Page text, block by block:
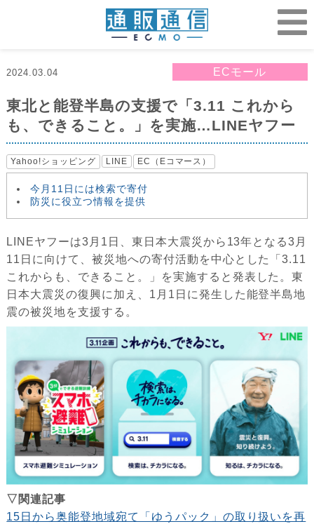
2024.03.04 ECモール
東北と能登半島の支援で「3.11 これから
も、できること。」を実施…LINEヤフー
Yahoo!ショッピング LINE EC（Eコマース）
今月11日には検索で寄付
防災に役立つ情報を提供
LINEヤフーは3月1日、東日本大震災から13年となる3月
11日に向けて、被災地への寄付活動を中心とした「3.11
これからも、できること。」を実施すると発表した。東
日本大震災の復興に加え、1月1日に発生した能登半島地
震の被災地を支援する。
▽関連記事
15日から奥能登地域宛て「ゆうパック」の取り扱いを再